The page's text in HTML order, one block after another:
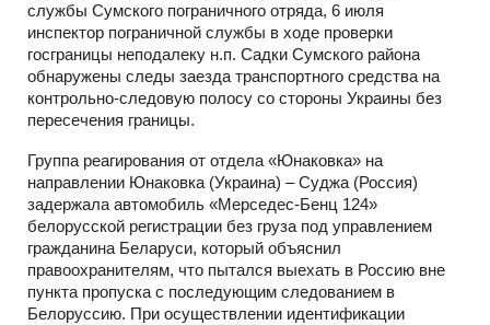
службы Сумского пограничного отряда, 6 июля
инспектор пограничной службы в ходе проверки
госграницы неподалеку н.п. Садки Сумского района
обнаружены следы заезда транспортного средства на
контрольно-следовую полосу со стороны Украины без
пересечения границы.
Группа реагирования от отдела «Юнаковка» на
направлении Юнаковка (Украина) – Суджа (Россия)
задержала автомобиль «Мерседес-Бенц 124»
белорусской регистрации без груза под управлением
гражданина Беларуси, который объяснил
правоохранителям, что пытался выехать в Россию вне
пункта пропуска с последующим следованием в
Белоруссию. При осуществлении идентификации